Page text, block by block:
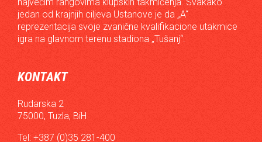
najvećim rangovima klupskih takmičenja. Svakako
jedan od krajnjih ciljeva Ustanove je da „A“
reprezentacija svoje zvanične kvalifikacione utakmice
igra na glavnom terenu stadiona „Tušanj“.
KONTAKT
Rudarska 2
75000, Tuzla, BiH
Tel: +387 (0)35 281-400